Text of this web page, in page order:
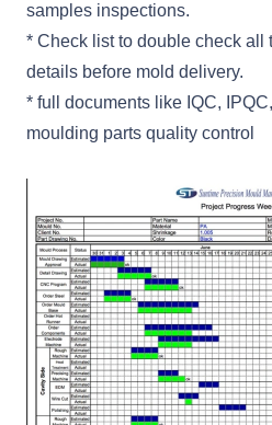
samples inspections.
* Check list to double check all
details before mold delivery.
* full documents like IQC,
moulding parts quality control